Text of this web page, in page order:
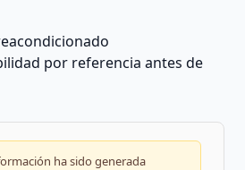
por referencia antes de
ha sido generada